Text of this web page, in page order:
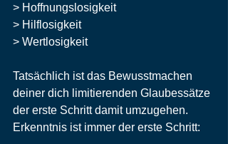
> Hoffnungslosigkeit
> Hilflosigkeit
> Wertlosigkeit
Tatsächlich ist das Bewusstmachen
deiner dich limitierenden Glaubessätze
der erste Schritt damit umzugehen.
Erkenntnis ist immer der erste Schritt: